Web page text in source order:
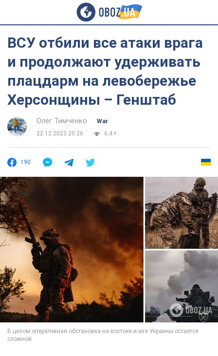
ВСУ отбили все атаки врага
и продолжают удерживать
плацдарм на левобережье
Херсонщины – Генштаб
Олег Тимченко
War
22.12.2023 20:26
6,4 т.
190